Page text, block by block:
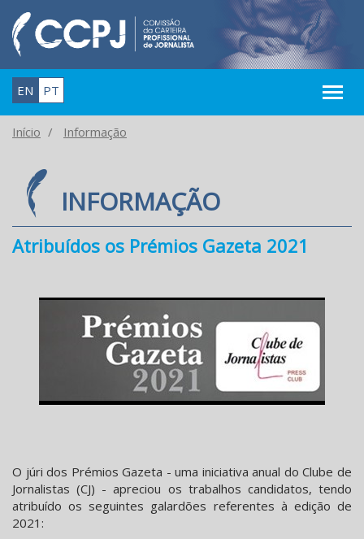
EN PT
Início Informação
INFORMAÇÃO
Atribuídos os Prémios Gazeta 2021
O júri dos Prémios Gazeta - uma iniciativa anual do Clube de
Jornalistas (CJ) - apreciou os trabalhos candidatos, tendo
atribuído os seguintes galardões referentes à edição de
2021: